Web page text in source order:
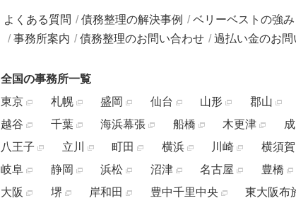
よくある質問 債務整理の解決事例 ベリーベストの強み
事務所案内
債務整理のお問い合わせ 過払い金のお問
全国の事務所一覧
東京
札幌 盛岡 仙台 山形 郡山
越谷
千葉 海浜幕張 船橋 木更津
八王子
立川 町田 横浜 川崎 横須賀
岐阜
静岡 浜松 沼津 名古屋 豊橋
大阪
堺 岸和田 豊中千里中央 東大阪布